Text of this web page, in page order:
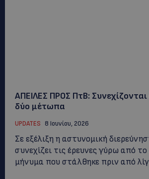
ΑΠΕΙΛΕΣ ΠΡΟΣ ΠτΒ: Συνεχίζονται
δύο μέτωπα
UPDATES 8 Ιουνίου, 2026
Σε εξέλιξη η αστυνομική διερεύνηση Η
συνεχίζει τις έρευνες γύρω από
μήνυμα που στάλθηκε πριν από